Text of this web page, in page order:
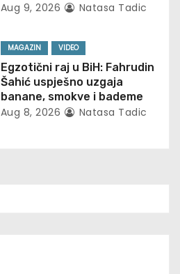
Aug 9, 2026 Natasa Tadic
MAGAZIN VIDEO
Egzotični raj u BiH: Fahrudin
Šahić uspješno uzgaja
banane, smokve i bademe
Aug 8, 2026 Natasa Tadic